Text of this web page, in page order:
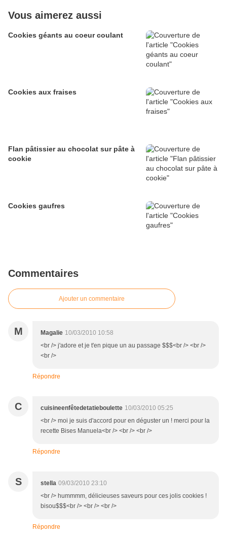
Vous aimerez aussi
Cookies géants au coeur coulant
Cookies aux fraises
Flan pâtissier au chocolat sur pâte à
cookie
Cookies gaufres
Commentaires
Ajouter un commentaire
M Magalie 10/03/2010 10:58
<br /> j'adore et je t'en pique un au passage $$$<br /> <br />
<br />
Répondre
C cuisineenfêtedetatieboulette 10/03/2010 05:25
<br /> moi je suis d'accord pour en déguster un ! merci pour la
recette Bises Manuela<br /> <br /> <br />
Répondre
S stella 09/03/2010 23:10
<br /> hummmm, délicieuses saveurs pour ces jolis cookies !
bisou$$$<br /> <br /> <br />
Répondre